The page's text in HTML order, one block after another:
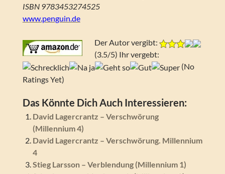
ISBN 9783453274525
www.penguin.de
Der Autor vergibt:
(3.5/5) Ihr vergebt:
(No
Ratings Yet)
Das Könnte Dich Auch Interessieren:
David Lagercrantz – Verschwörung
(Millennium 4)
David Lagercrantz – Verschwörung. Millennium
4
Stieg Larsson – Verblendung (Millennium 1)